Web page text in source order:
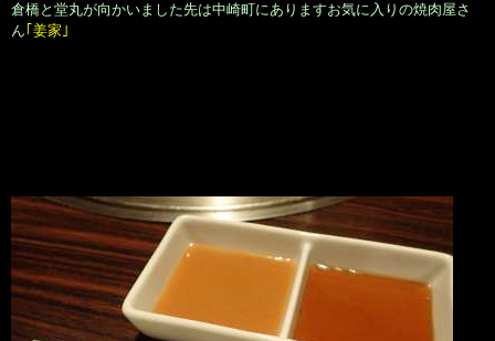
倉橋と堂丸が向かいました先は中崎町にありますお気に入りの焼肉屋さ
ん｢姜家｣